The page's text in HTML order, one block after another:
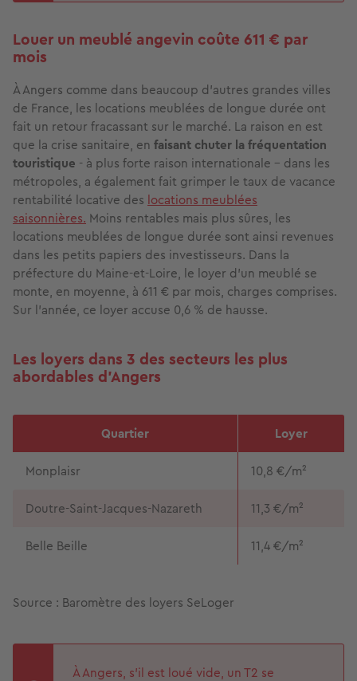
Louer un meublé angevin coûte 611 € par
mois
À Angers comme dans beaucoup d'autres grandes villes
de France, les locations meublées de longue durée ont
fait un retour fracassant sur le marché. La raison en est
que la crise sanitaire, en faisant chuter la fréquentation
touristique - à plus forte raison internationale - dans les
métropoles, a également fait grimper le taux de vacance
rentabilité locative des locations meublées
saisonnières. Moins rentables mais plus sûres, les
locations meublées de longue durée sont ainsi revenues
dans les petits papiers des investisseurs. Dans la
préfecture du Maine-et-Loire, le loyer d'un meublé se
monte, en moyenne, à 611 € par mois, charges comprises.
Sur l'année, ce loyer accuse 0,6 % de hausse.
Les loyers dans 3 des secteurs les plus
abordables d'Angers
Quartier Loyer
Monplaisr 10,8 €/m²
Doutre-Saint-Jacques-Nazareth 11,3 €/m²
Belle Beille 11,4 €/m²
Source : Baromètre des loyers SeLoger
À Angers, s'il est loué vide, un T2 se